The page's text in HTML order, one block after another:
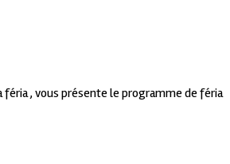
féria , vous présente le programme de féria